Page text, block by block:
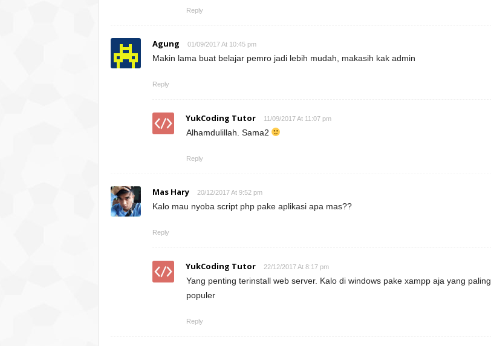
Reply
Agung 01/09/2017 At 10:45 pm
Makin lama buat belajar pemro jadi lebih mudah, makasih kak admin
Reply
YukCoding Tutor 11/09/2017 At 11:07 pm
Alhamdulillah. Sama2
Reply
Mas Hary 20/12/2017 At 9:52 pm
Kalo mau nyoba script php pake aplikasi apa mas??
Reply
YukCoding Tutor 22/12/2017 At 8:17 pm
Yang penting terinstall web server. Kalo di windows pake xampp aja yang paling
populer
Reply